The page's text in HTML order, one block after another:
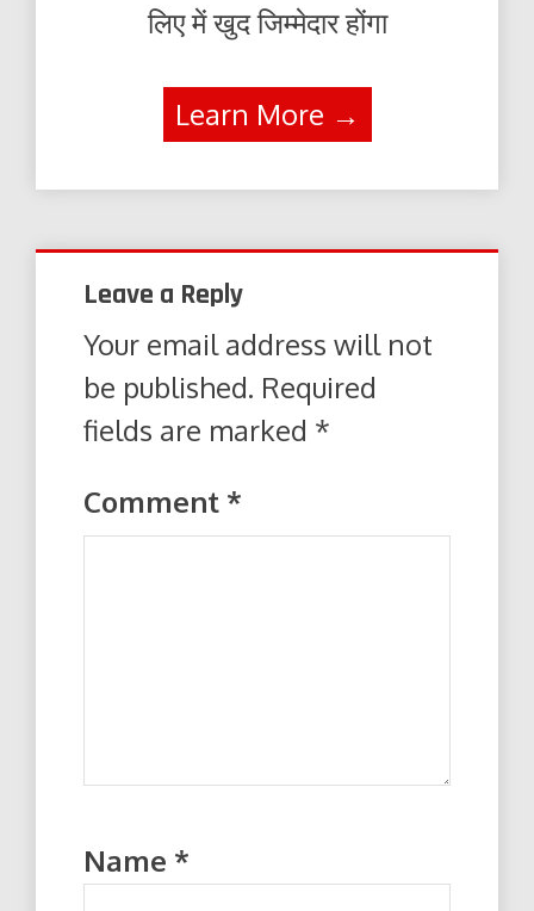
लिए में खुद जिम्मेदार होंगा
Learn More →
Leave a Reply
Your email address will not
be published. Required
fields are marked *
Comment *
Name *